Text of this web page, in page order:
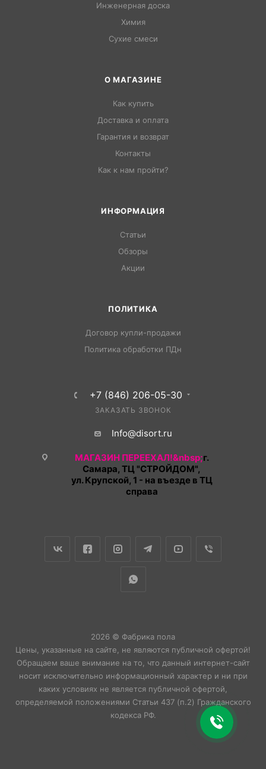
Инженерная доска
Химия
Сухие смеси
О МАГАЗИНЕ
Как купить
Доставка и оплата
Гарантия и возврат
Контакты
Как к нам пройти?
ИНФОРМАЦИЯ
Статьи
Обзоры
Акции
ПОЛИТИКА
Договор купли-продажи
Политика обработки ПДн
+7 (846) 206-05-30
ЗАКАЗАТЬ ЗВОНОК
Info@disort.ru
МАГАЗИН ПЕРЕЕХАЛ!&nbsp;г.
Самара, ТЦ "СТРОЙДОМ",
ул. Крупской, 1 - на въезде в ТЦ
справа
2026 © Фабрика пола
Цены, указанные на сайте, не являются публичной офертой!
Обращаем ваше внимание на то, что данный интернет-сайт
носит исключительно информационный характер и ни при
каких условиях не является публичной офертой,
определяемой положениями Статьи 437 (п.2) Гражданского
кодекса РФ.